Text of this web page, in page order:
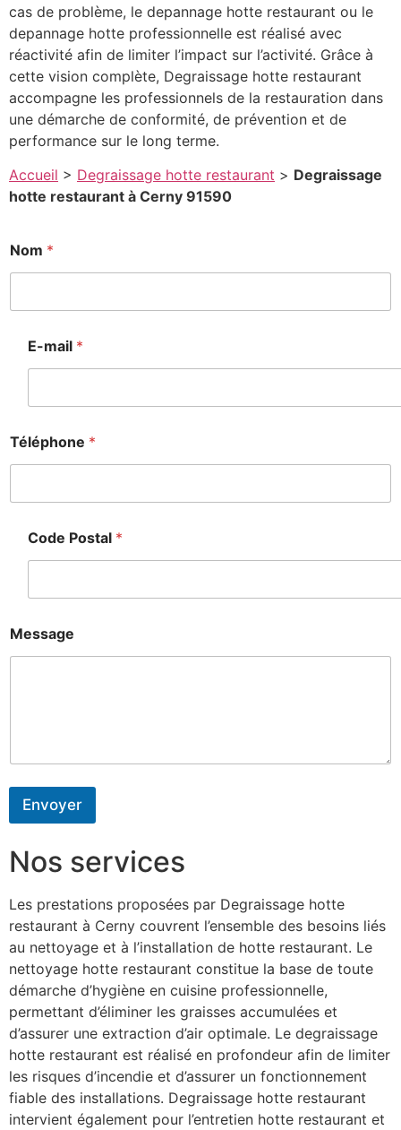
cas de problème, le depannage hotte restaurant ou le
depannage hotte professionnelle est réalisé avec
réactivité afin de limiter l’impact sur l’activité. Grâce à
cette vision complète, Degraissage hotte restaurant
accompagne les professionnels de la restauration dans
une démarche de conformité, de prévention et de
performance sur le long terme.
Accueil > Degraissage hotte restaurant > Degraissage
hotte restaurant à Cerny 91590
é
l
p
s
Nom *
E-mail *
Téléphone *
Code Postal *
Message
Envoyer
Nos services
Les prestations proposées par Degraissage hotte
restaurant à Cerny couvrent l’ensemble des besoins liés
au nettoyage et à l’installation de hotte restaurant. Le
nettoyage hotte restaurant constitue la base de toute
démarche d’hygiène en cuisine professionnelle,
permettant d’éliminer les graisses accumulées et
d’assurer une extraction d’air optimale. Le degraissage
hotte restaurant est réalisé en profondeur afin de limiter
les risques d’incendie et d’assurer un fonctionnement
fiable des installations. Degraissage hotte restaurant
intervient également pour l’entretien hotte restaurant et